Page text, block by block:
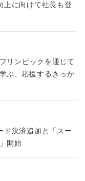
上に向けて社長も登
リンピックを通じて
ぶ、応援するきっか
ド決済追加と「スー
開始